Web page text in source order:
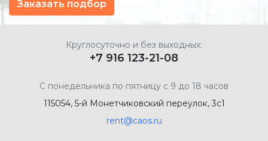
Заказать подбор
Круглосуточно и без выходных:
+7 916 123-21-08
С понедельника по пятницу с 9 до 18 часов
115054, 5-й Монетчиковский переулок, 3с1
rent@caos.ru